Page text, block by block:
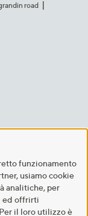
road
funzionamento
usiamo cookie
analitiche, per
ed offrirti
il loro utilizzo è